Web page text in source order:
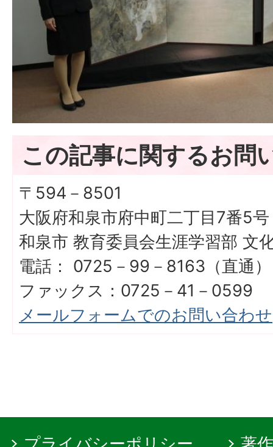
この記事に関するお問
〒594－8501
大阪府和泉市府中町二丁目7番5号
和泉市 教育委員会生涯学習部 文
電話： 0725－99－8163（直通）
ファックス：0725－41－0599
メールフォームでのお問い合わせ